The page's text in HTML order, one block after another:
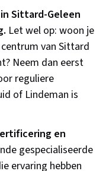
Sittard-Geleen
Let wel op: woon je
van Sittard
Neem dan eerst
reguliere
of Lindeman is
en
gespecialiseerde
ervaring hebben